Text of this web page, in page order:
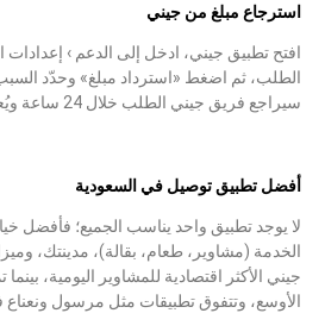
استرجاع مبلغ من جيني
افتح تطبيق جيني، ادخل إلى الدعم › إعدادات
الطلب، ثم اضغط «استرداد مبلغ» وحدّد
سيراجع فريق جيني الطلب خلال 24 ساعة ويُعاد المبلغ إلى بطاقتك أو
أفضل تطبيق توصيل في السعودية
لا يوجد تطبيق واحد يناسب الجميع؛ فأفضل
الخدمة (مشاوير، طعام، بقالة)، مدينتك،
جيني الأكثر اقتصادية للمشاوير اليومية،
الأوسع، وتتفوق تطبيقات مثل مرسول